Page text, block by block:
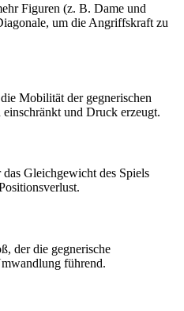
Figuren (z. B. Dame und
um die Angriffskraft zu
Mobilität der gegnerischen
und Druck erzeugt.
Gleichgewicht des Spiels
der die gegnerische
führend.